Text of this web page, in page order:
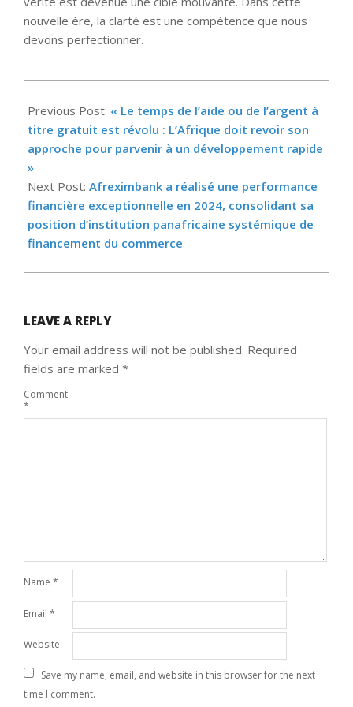
nouvelle ère, la clarté est une compétence que nous
devons perfectionner.
04-
14
Previous Post: « Le temps de l’aide ou de l’argent à
titre gratuit est révolu : L’Afrique doit revoir son
approche pour parvenir à un développement rapide
»
Next Post: Afreximbank a réalisé une performance
financière exceptionnelle en 2024, consolidant sa
position d’institution panafricaine systémique de
financement du commerce
LEAVE A REPLY
Your email address will not be published. Required
fields are marked *
Comment
*
Name *
Email *
Website
Save my name, email, and website in this browser for the next
time I comment.